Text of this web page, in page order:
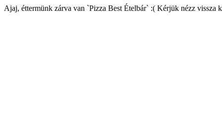
Ajaj, éttermünk zárva van `Pizza Best Ételbár` :( Kérjük nézz vissza